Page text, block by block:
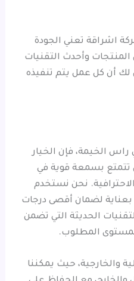
اشراقة تعني الجودة
وأحدث التقنيات
لك أن كل عمل يتم تنفيذه
الخيمة، فإن الخيار
تتمتع بسمعة قوية في
نحن نستخدم
بعناية لضمان أقصى درجات
الحديثة التي تضمن
المطلوب.
والخارجية، حيث يمكننا